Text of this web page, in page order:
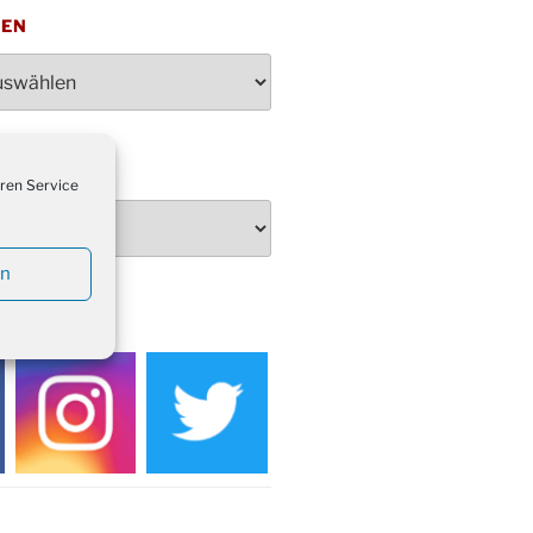
Service
von 16-20 Uhr
18:30 Uhr
Umzug in Drabenderhöhe um
zum Volkstrauertag am
Drabenderhöhe um 11:15 Uhr
Ev. Gemeindehaus von 14-
des Honterus Chors im
um 19:00 Uhr
im Ev. Gemeindehaus von